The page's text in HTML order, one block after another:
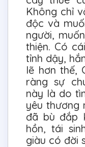
Không chỉ
độc và
người,
thiện. Có
tỉnh dậy,
lẽ hơn thế,
ràng sự
này là do
yêu thương
đã bù đắp
hồn, tái
giàu có đời